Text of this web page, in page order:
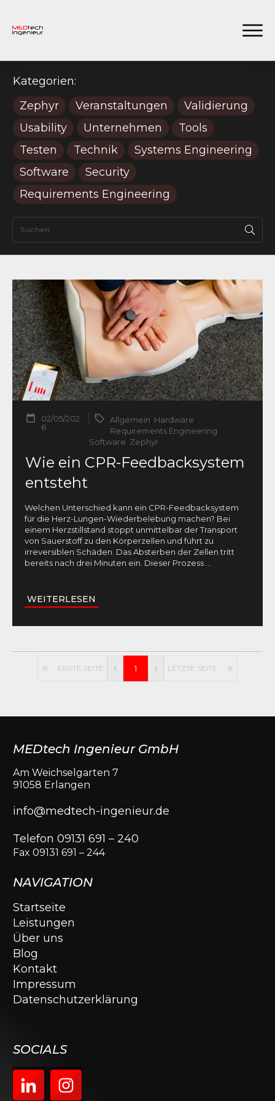
Kategorien:
Zephyr
Veranstaltungen
Validierung
Usability
Unternehmen
Tools
Testen
Technik
Systems Engineering
Software
Security
Requirements Engineering
02/05/202
6
Allgemein Hardware
Requirements Engineering
Software Zephyr
Wie ein CPR-Feedbacksystem
entsteht
Welchen Unterschied kann ein CPR-Feedbacksystem
für die Herz-Lungen-Wiederbelebung machen? Bei
einem Herzstillstand stoppt unmittelbar der Transport
von Sauerstoff zu den Körperzellen und führt zu
irreversiblen Schäden. Das Absterben der Zellen tritt
bereits nach drei Minuten ein. Dieser Prozess
WEITERLESEN
ERSTE SEITE 1 LETZTE SEITE
MEDtech Ingenieur GmbH
Am Weichselgarten 7
91058 Erlangen
info@medtech-ingenieur.de
Telefon 09131 691 – 240
Fax 09131 691 – 244
NAVIGATION
Startseite
Leistungen
Über uns
Blog
Kontakt
Impressum
Datenschutzerklärung
SOCIALS